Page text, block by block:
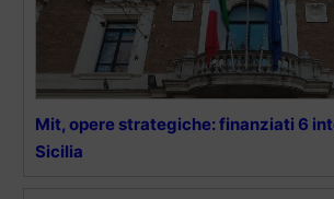
Mit, opere strategiche: finanziati 6
Sicilia